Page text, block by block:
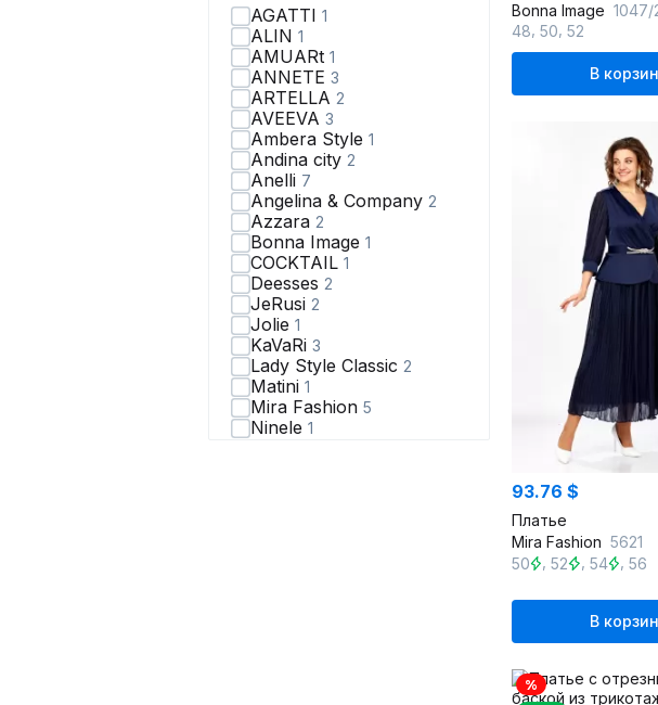
AGATTI 1
ALIN 1
AMUARt 1
ANNETE 3
ARTELLA 2
AVEEVA 3
Ambera Style 1
Andina city 2
Anelli 7
Angelina & Сompany 2
Azzara 2
Bonna Image 1
COCKTAIL 1
Deesses 2
JeRusi 2
Jolie 1
KaVaRi 3
Lady Style Classic 2
Matini 1
Mira Fashion 5
Ninele 1
Bonna Image 1047/
48 50 52
В
93.76 $
Платье
Mira Fashion 5621
50
,52 54 56
В
%